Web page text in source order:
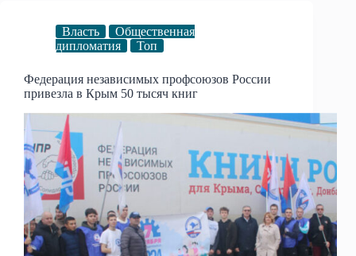
Власть
Общественная
дипломатия
Топ
Федерация независимых профсоюзов России
привезла в Крым 50 тысяч книг